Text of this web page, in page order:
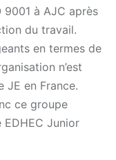
à AJC après
du travail.
en termes de
n’est
JE en France.
ce groupe
Junior